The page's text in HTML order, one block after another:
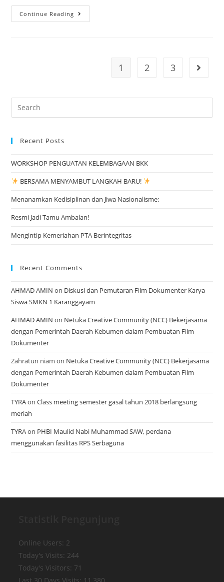
Continue Reading
dan
1 2 3 Go to
Search
for:
Recent Posts
WORKSHOP PENGUATAN KELEMBAGAAN BKK
BERSAMA MENYAMBUT LANGKAH BARU!
Menanamkan Kedisiplinan dan Jiwa Nasionalisme:
Resmi Jadi Tamu Ambalan!
Mengintip Kemeriahan PTA Berintegritas
Recent Comments
AHMAD AMIN on Diskusi dan Pemutaran Film Dokumenter Karya
Siswa SMKN 1 Karanggayam
AHMAD AMIN on Netuka Creative Community (NCC) Bekerjasama
dengan Pemerintah Daerah Kebumen dalam Pembuatan Film
Dokumenter
Zahratun niam on Netuka Creative Community (NCC) Bekerjasama
dengan Pemerintah Daerah Kebumen dalam Pembuatan Film
Dokumenter
TYRAonClass meeting semester gasal tahun 2018 berlangsung
meriah
TYRAon PHBI Maulid Nabi Muhammad SAW, perdana
menggunakan fasilitas RPS Serbaguna
Online Users: 2
Today's Visits: 244
Today's Visitors: 71